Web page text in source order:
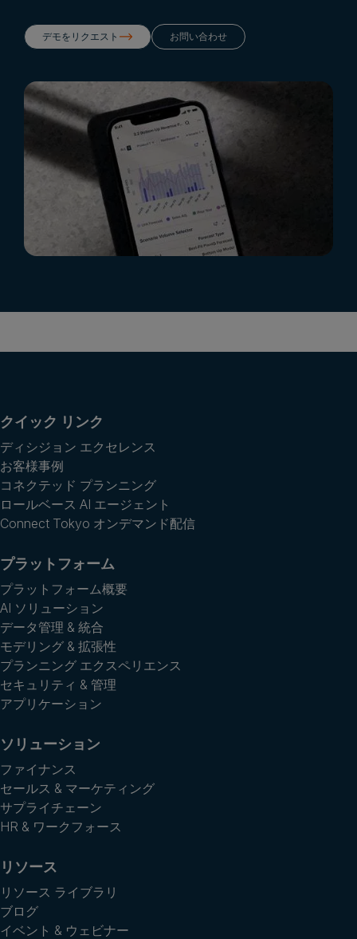
デモをリクエスト お問い合わせ
クイック リンク
ディシジョン エクセレンス
お客様事例
コネクテッド プランニング
ロールベース AI エージェント
Connect Tokyo オンデマンド配信
プラットフォーム
プラットフォーム概要
AI ソリューション
データ管理 & 統合
モデリング & 拡張性
プランニング エクスペリエンス
セキュリティ & 管理
アプリケーション
ソリューション
ファイナンス
セールス & マーケティング
サプライチェーン
HR & ワークフォース
リソース
リソース ライブラリ
ブログ
イベント & ウェビナー